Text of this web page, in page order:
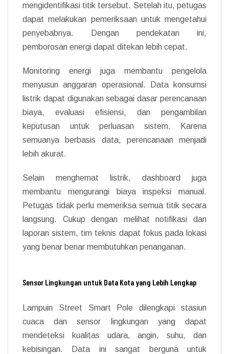
mengidentifikasi titik tersebut. Setelah itu, petugas
dapat melakukan pemeriksaan untuk mengetahui
penyebabnya. Dengan pendekatan ini,
pemborosan energi dapat ditekan lebih cepat.
Monitoring energi juga membantu pengelola
menyusun anggaran operasional. Data konsumsi
listrik dapat digunakan sebagai dasar perencanaan
biaya, evaluasi efisiensi, dan pengambilan
keputusan untuk perluasan sistem. Karena
semuanya berbasis data, perencanaan menjadi
lebih akurat.
Selain menghemat listrik, dashboard juga
membantu mengurangi biaya inspeksi manual.
Petugas tidak perlu memeriksa semua titik secara
langsung. Cukup dengan melihat notifikasi dan
laporan sistem, tim teknis dapat fokus pada lokasi
yang benar benar membutuhkan penanganan.
Sensor Lingkungan untuk Data Kota yang Lebih Lengkap
Lampuin Street Smart Pole dilengkapi stasiun
cuaca dan sensor lingkungan yang dapat
mendeteksi kualitas udara, angin, suhu, dan
kebisingan. Data ini sangat berguna untuk